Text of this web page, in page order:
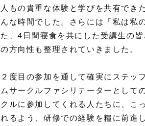
人もの貴重な体験と学びを共有でき
んな時間でした。さらには「私は私
た、4日間寝食を共にした受講生の
の方向性も整理されていきました。
２度目の参加を通して確実にステッ
ムサークルファシリテーターとして
クルに参加してくれる人たちに、こ
れるよう、研修での経験を糧に前進